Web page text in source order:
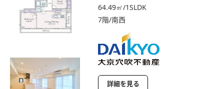
64.49㎡/1SLDK
7階/南西
詳細を見る